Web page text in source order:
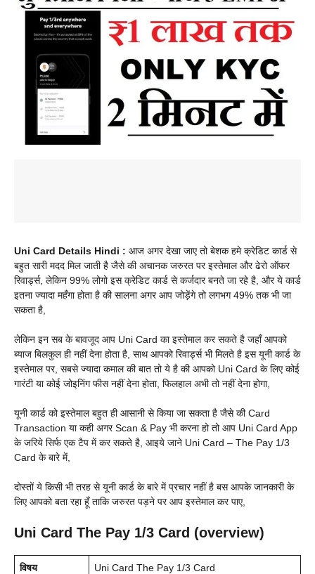
Uni Card Details Hindi : आज अगर देखा जाए तो बेशक हमे क्रेडिट कार्ड से
बहुत सारी मदद मिल जाती है जैसे की अचानक जरुरत पर इस्तेमाल और ढेरो ऑफर
रिवार्ड्स, लेकिन 99% लोगो इस क्रेडिट कार्ड से कर्जदार बनते जा रहे है, और ये कार्ड
इतना ज्यादा महँगा होता है की सालना अगर आप जोड़ेंगे तो लगभग 49% तक भी जा
सकता है,
लेकिन इन सब के बावजूद आप Uni Card का इस्तेमाल कर सकते है जहाँ आपको
ब्याज बिलकुल ही नहीं देना होता है, साथ आपको रिवार्ड्स भी मिलते है इस यूनी कार्ड के
इस्तेमाल पर, सबसे ज्यादा कमाल की बात तो ये है की आपको Uni Card के लिए कोई
गारंटी या कोई जोइनिंग फीस नहीं देना होता, फिलहाल अभी तो नहीं देना होगा,
यूनी कार्ड को इस्तेमाल बहुत ही आसानी से किया जा सकता है जैसे की Card
Transaction या कही अगर Scan & Pay भी करना हो तो आप Uni Card App
के जरिये सिर्फ एक टैप में कर सकते है, आइये जाने Uni Card – The Pay 1/3
Card के बारे में,
दोस्तों ये किसी भी तरह से यूनी कार्ड के बारे में प्रचार नहीं है बस आपके जानकारी के
लिए आपको बता रहा हूँ ताकि जरुरत पड़ने पर आप इस्तेमाल कर पाए,
Uni Card The Pay 1/3 Card (overview)
विषय Uni Card The Pay 1/3 Card